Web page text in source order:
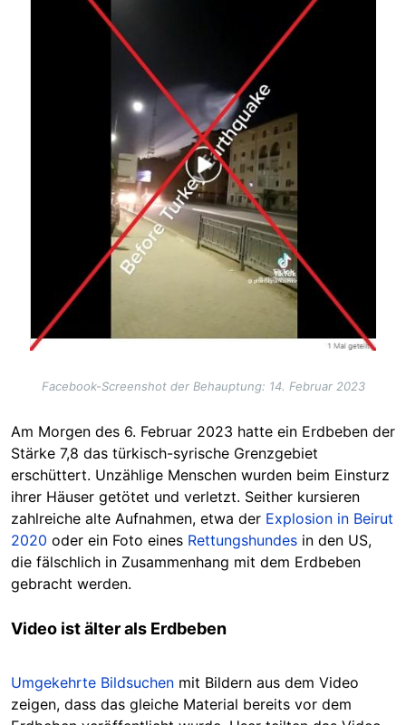
Facebook-Screenshot der Behauptung: 14. Februar 2023
Am Morgen des 6. Februar 2023 hatte ein Erdbeben der
Stärke 7,8 das türkisch-syrische Grenzgebiet
erschüttert. Unzählige Menschen wurden beim Einsturz
ihrer Häuser getötet und verletzt. Seither kursieren
zahlreiche alte Aufnahmen, etwa der Explosion in Beirut
2020 oder ein Foto eines Rettungshundes in den US,
die fälschlich in Zusammenhang mit dem Erdbeben
gebracht werden.
Video ist älter als Erdbeben
Umgekehrte Bildsuchen mit Bildern aus dem Video
zeigen, dass das gleiche Material bereits vor dem